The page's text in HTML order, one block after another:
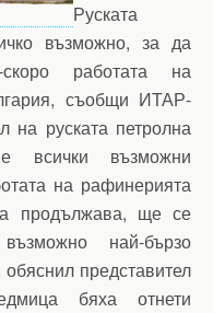
Руската
възможно, за да
работата на
съобщи ИТАР-
на руската петролна
всички възможни
на рафинерията
продължава, ще се
най-бързо
представител
бяха отнети